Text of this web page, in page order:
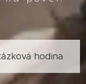
hodina